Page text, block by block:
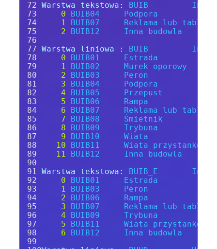
Warstwa tekstowa:
BUIB Inna
0
BUIB04
Podpora
1
BUIB07 Reklama lub
tablica
2
BUIB12 Inna
budowla
Warstwa liniowa :
BUIB Inna
0
BUIB01
Estrada
1
BUIB02 Murek
oporowy
2
BUIB03
Peron
3
BUIB04
Podpora
4
BUIB05
Przepust
5
BUIB06
Rampa
6
BUIB07 Reklama lub
tablica
7
BUIB08
Śmietnik
8
BUIB09
Trybuna
9
BUIB10
Wiata
10
BUIB11 Wiata
przystankowa
11
BUIB12 Inna
budowla
Warstwa tekstowa:
BUIB_E Inna
0
BUIB01
Estrada
1
BUIB03
Peron
2
BUIB06
Rampa
3
BUIB07 Reklama lub
tablica
4
BUIB09
Trybuna
5
BUIB11 Wiata
przystankowa
6
BUIB12 Inna
budowla